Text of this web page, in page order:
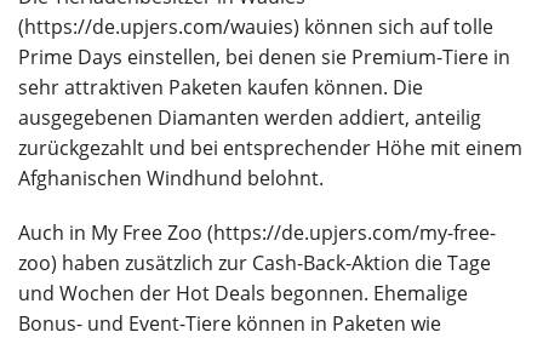
(https://de.upjers.com/wauies) können sich auf tolle
Prime Days einstellen, bei denen sie Premium-Tiere in
sehr attraktiven Paketen kaufen können. Die
ausgegebenen Diamanten werden addiert, anteilig
zurückgezahlt und bei entsprechender Höhe mit einem
Afghanischen Windhund belohnt.
Auch in My Free Zoo (https://de.upjers.com/my-free-
zoo) haben zusätzlich zur Cash-Back-Aktion die Tage
und Wochen der Hot Deals begonnen. Ehemalige
Bonus- und Event-Tiere können in Paketen wie